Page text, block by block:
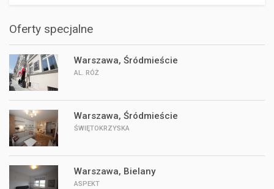
Oferty specjalne
Warszawa, Śródmieście
AL. RÓŻ
Warszawa, Śródmieście
ŚWIĘTOKRZYSKA
Warszawa, Bielany
ASPEKT